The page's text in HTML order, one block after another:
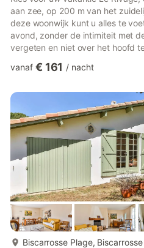
aan zee, op 200 m van het
deze woonwijk kunt u alles te
avond, zonder de intimiteit met
vergeten en niet over het hoofd
elke kamer een zelfstandige
ingeblazen en die je vandaag
momenten van ontspanning te
vanaf € 161 / nacht
Biscarrosse Plage, Biscarrosse